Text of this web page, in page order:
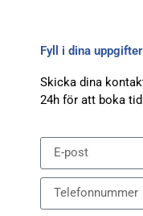
Fyll i dina
Skicka dina
24h för att boka